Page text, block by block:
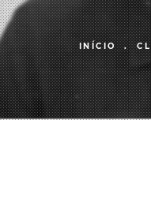
INÍCIO .